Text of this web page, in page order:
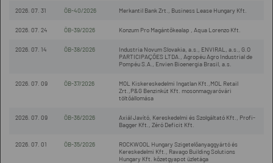
2026. 07. 31 ÖB-40/2026 Merkantil Bank Zrt., Business Lease Hungary Kft.
2026. 07. 24 ÖB-39/2026 Konzum Pro Magántőkealap , Aqua Lorenzo Kft.
2026. 07. 14 ÖB-38/2026
Industria Novum Slovakia, a.s., ENVIRAL, a.s., G.O
PARTICIPAÇÕES LTDA., Agropéu Agro Industrial de
Pompéu S.A., Envien Bioenergia Brasil, a.s.
2026. 07. 09 ÖB-37/2026
MOL Kiskereskedelmi Ingatlan Kft.,MOL Retail
Zrt.,P&G Benzinkút Kft. mosonmagyaróvári
töltőállomása
2026. 07. 09 ÖB-36/2026
Axiál Javító, Kereskedelmi és Szolgáltató Kft., Profi-
Bagger Kft., Zéró Deficit Kft.
2026. 07. 01 ÖB-35/2026
ROCKWOOL Hungary Szigetelőanyaggyártó és
Kereskedelmi Kft., Ravago Building Solutions
Hungary Kft. kőzetgyapot üzletága